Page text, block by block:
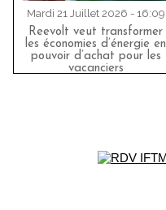
Mardi 21 Juillet 2026 - 16:09
Reevolt veut transformer
les économies d’énergie en
pouvoir d’achat pour les
vacanciers